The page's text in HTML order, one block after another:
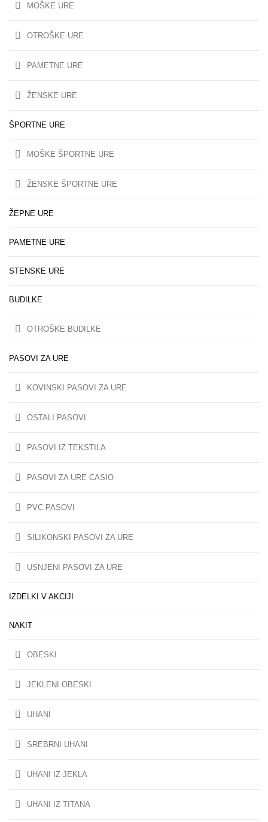
MOŠKE URE
OTROŠKE URE
PAMETNE URE
ŽENSKE URE
ŠPORTNE URE
MOŠKE ŠPORTNE URE
ŽENSKE ŠPORTNE URE
ŽEPNE URE
PAMETNE URE
STENSKE URE
BUDILKE
OTROŠKE BUDILKE
PASOVI ZA URE
KOVINSKI PASOVI ZA URE
OSTALI PASOVI
PASOVI IZ TEKSTILA
PASOVI ZA URE CASIO
PVC PASOVI
SILIKONSKI PASOVI ZA URE
USNJENI PASOVI ZA URE
IZDELKI V AKCIJI
NAKIT
OBESKI
JEKLENI OBESKI
UHANI
SREBRNI UHANI
UHANI IZ JEKLA
UHANI IZ TITANA